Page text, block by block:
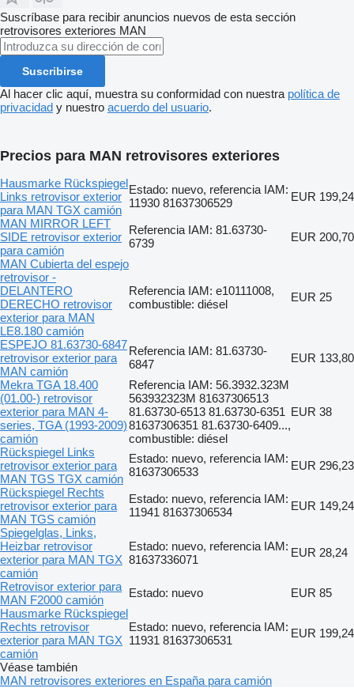
Suscríbase para recibir anuncios nuevos de esta sección
retrovisores exteriores MAN
Suscribirse
Al hacer clic aquí, muestra su conformidad con nuestra política de
privacidad y nuestro acuerdo del usuario.
Precios para MAN retrovisores exteriores
Hausmarke Rückspiegel
Links retrovisor exterior
para MAN TGX camión
Estado: nuevo, referencia IAM:
11930 81637306529
EUR 199,24
MAN MIRROR LEFT
SIDE retrovisor exterior
para camión
Referencia IAM: 81.63730-
6739
EUR 200,70
MAN Cubierta del espejo
retrovisor -
DELANTERO
DERECHO retrovisor
exterior para MAN
LE8.180 camión
Referencia IAM: e10111008,
combustible: diésel
EUR 25
ESPEJO 81.63730-6847
retrovisor exterior para
MAN camión
Referencia IAM: 81.63730-
6847
EUR 133,80
Mekra TGA 18.400
(01.00-) retrovisor
exterior para MAN 4-
series, TGA (1993-2009)
camión
Referencia IAM: 56.3932.323M
563932323M 81637306513
81.63730-6513 81.63730-6351
81637306351 81.63730-6409...,
combustible: diésel
EUR 38
Rückspiegel Links
retrovisor exterior para
MAN TGS TGX camión
Estado: nuevo, referencia IAM:
81637306533
EUR 296,23
Rückspiegel Rechts
retrovisor exterior para
MAN TGS camión
Estado: nuevo, referencia IAM:
11941 81637306534
EUR 149,24
Spiegelglas, Links,
Heizbar retrovisor
exterior para MAN TGX
camión
Estado: nuevo, referencia IAM:
81637336071
EUR 28,24
Retrovisor exterior para
MAN F2000 camión
Estado: nuevo
EUR 85
Hausmarke Rückspiegel
Rechts retrovisor
exterior para MAN TGX
camión
Estado: nuevo, referencia IAM:
11931 81637306531
EUR 199,24
Véase también
MAN retrovisores exteriores en España para camión